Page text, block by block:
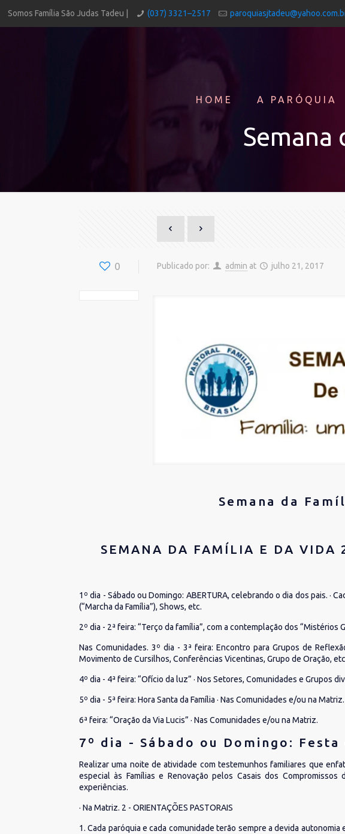
Somos Família São Judas Tadeu | (037) 3321–2517
HOME A PARÓQUIA
Semana
0 Publicado por: admin at julho 21, 2017
Semana da
SEMANA DA FAMÍLIA E DA
1º dia - Sábado ou Domingo: ABERTURA, celebrando o dia dos pais. ·
(“Marcha da Família”), Shows, etc.
2º dia - 2ª feira: “Terço da família”, com a contemplação dos “Mistérios
Nas Comunidades. 3º dia - 3ª feira: Encontro para Grupos de
Movimento de Cursilhos, Conferências Vicentinas, Grupo de Oração,
4º dia - 4ª feira: “Ofício da luz” · Nos Setores, Comunidades e Grupos
5º dia - 5ª feira: Hora Santa da Família · Nas Comunidades e/ou na
6ª feira: “Oração da Via Lucis” · Nas Comunidades e/ou na Matriz.
7º dia - Sábado ou Domingo: Festa
Realizar uma noite de atividade com testemunhos familiares que
especial às Famílias e Renovação pelos Casais dos
experiências.
· Na Matriz. 2 - ORIENTAÇÕES PASTORAIS
1. Cada paróquia e cada comunidade terão sempre a devida